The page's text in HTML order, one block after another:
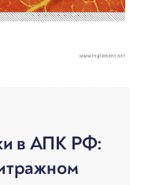
в АПК РФ: